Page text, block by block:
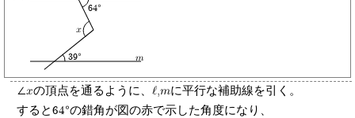
m
64°
39°
x
∠xの頂点を通るように、l,mに平行な補助線を引く。
すると64°の錯角が図の赤で示した角度になり、